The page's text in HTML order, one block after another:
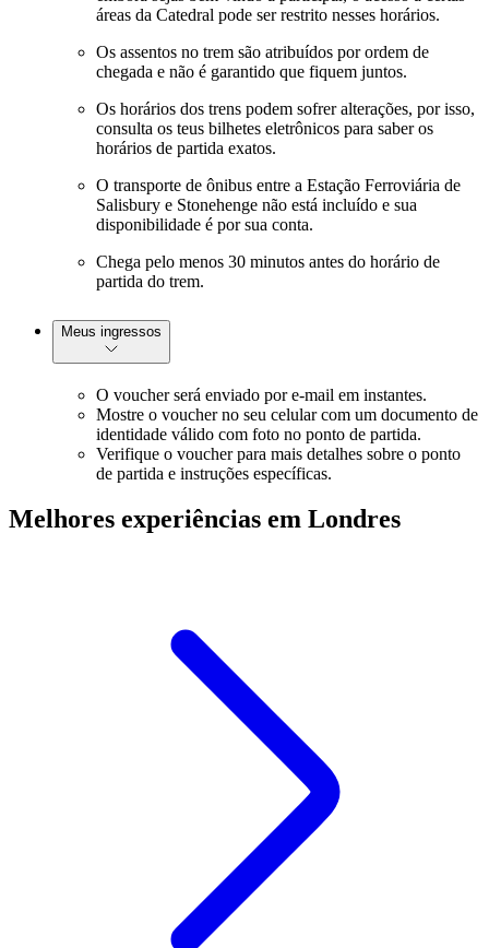
áreas da Catedral pode ser restrito nesses horários.
Os assentos no trem são atribuídos por ordem de
chegada e não é garantido que fiquem juntos.
Os horários dos trens podem sofrer alterações, por isso,
consulta os teus bilhetes eletrônicos para saber os
horários de partida exatos.
O transporte de ônibus entre a Estação Ferroviária de
Salisbury e Stonehenge não está incluído e sua
disponibilidade é por sua conta.
Chega pelo menos 30 minutos antes do horário de
partida do trem.
Meus ingressos
O voucher será enviado por e-mail em instantes.
Mostre o voucher no seu celular com um documento de
identidade válido com foto no ponto de partida.
Verifique o voucher para mais detalhes sobre o ponto
de partida e instruções específicas.
Melhores experiências em Londres